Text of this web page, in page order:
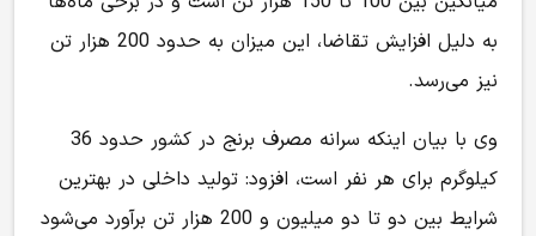
به دلیل افزایش تقاضا، این میزان به حدود 200 هزار تن
نیز می‌رسد.
وی با بیان اینکه سرانه مصرف برنج در کشور حدود 36
کیلوگرم برای هر نفر است، افزود: تولید داخلی در بهترین
شرایط بین دو تا دو میلیون و 200 هزار تن برآورد می‌شود